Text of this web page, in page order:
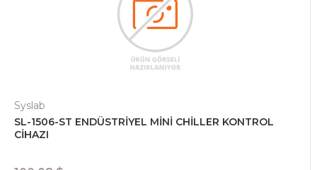
Syslab
SL-1506-ST ENDÜSTRİYEL MİNİ CHİLLER KONTROL
CİHAZI